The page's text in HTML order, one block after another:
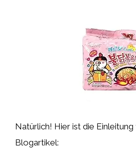
Natürlich! Hier ist die Einleitung
Blogartikel: